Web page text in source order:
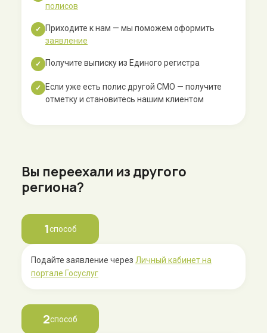
полисов
✓
Приходите к нам — мы поможем оформить
заявление
✓ Получите выписку из Единого регистра
✓
Если уже есть полис другой СМО — получите
отметку и становитесь нашим клиентом
Вы переехали из другого
региона?
1способ
Подайте заявление через Личный кабинет на
портале Госуслуг
2способ